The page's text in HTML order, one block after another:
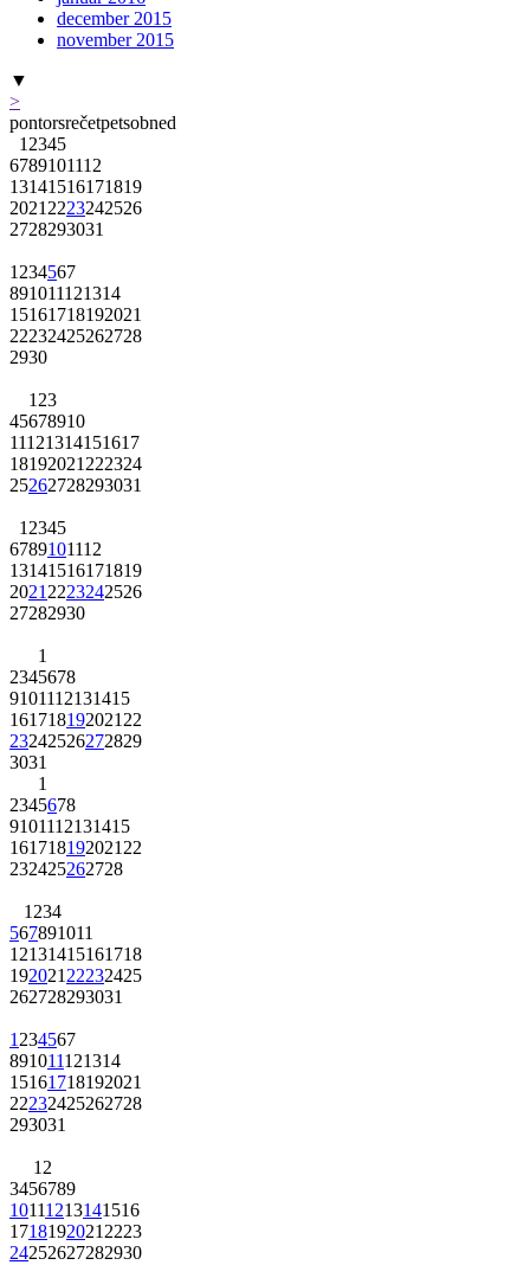
december 2015
november 2015
▼
>
pontorsrečetpetsobned
1 2345
6789101112
13141516171819
2021 2223242526
2728293031
1 234567
891011121314
15161718192021
22232425262728
2930
1 23
45678910
11121314151617
18192021 222324
25262728293031
1 2345
6789101112
13141516171819
2021 2223242526
27282930
1
2345678
9101112131415
161718192021 22
23242526272829
3031
1
2345678
9101112131415
161718192021 22
232425262728
1 234
567891011
12131415161718
192021 22232425
262728293031
1 234567
891011121314
15161718192021
22232425262728
293031
1 2
3456789
10111213141516
1718192021 2223
24252627282930